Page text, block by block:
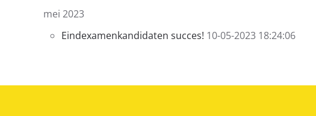
mei 2023
Eindexamenkandidaten succes! 10-05-2023 18:24:06